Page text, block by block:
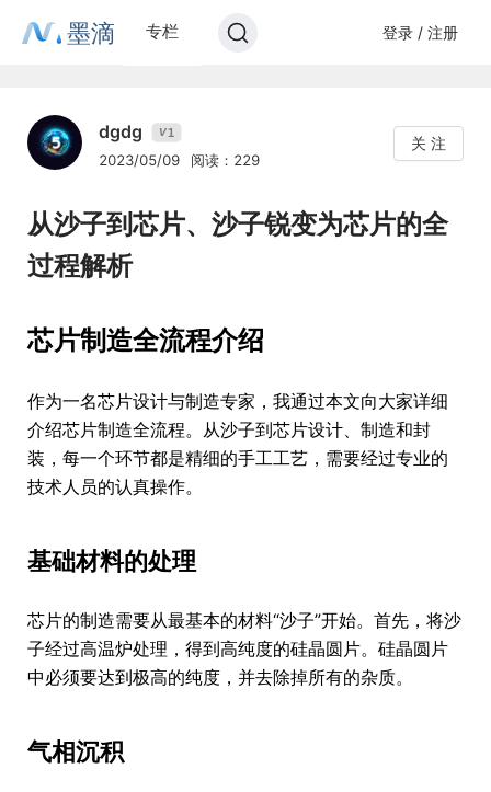
墨滴 专栏 登录 / 注册
dgdg V1
2023/05/09 阅读：229
关 注
从沙子到芯片、沙子锐变为芯片的全
过程解析
芯片制造全流程介绍
作为一名芯片设计与制造专家，我通过本文向大家详细
介绍芯片制造全流程。从沙子到芯片设计、制造和封
装，每一个环节都是精细的手工工艺，需要经过专业的
技术人员的认真操作。
基础材料的处理
芯片的制造需要从最基本的材料“沙子”开始。首先，将沙
子经过高温炉处理，得到高纯度的硅晶圆片。硅晶圆片
中必须要达到极高的纯度，并去除掉所有的杂质。
气相沉积